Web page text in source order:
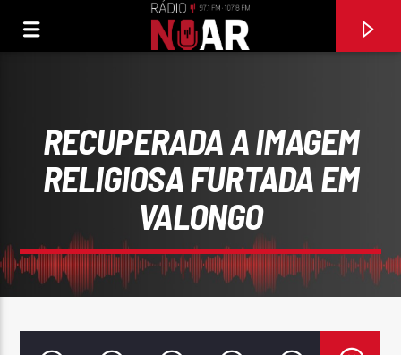
RECUPERADA A IMAGEM
RELIGIOSA FURTADA EM
VALONGO